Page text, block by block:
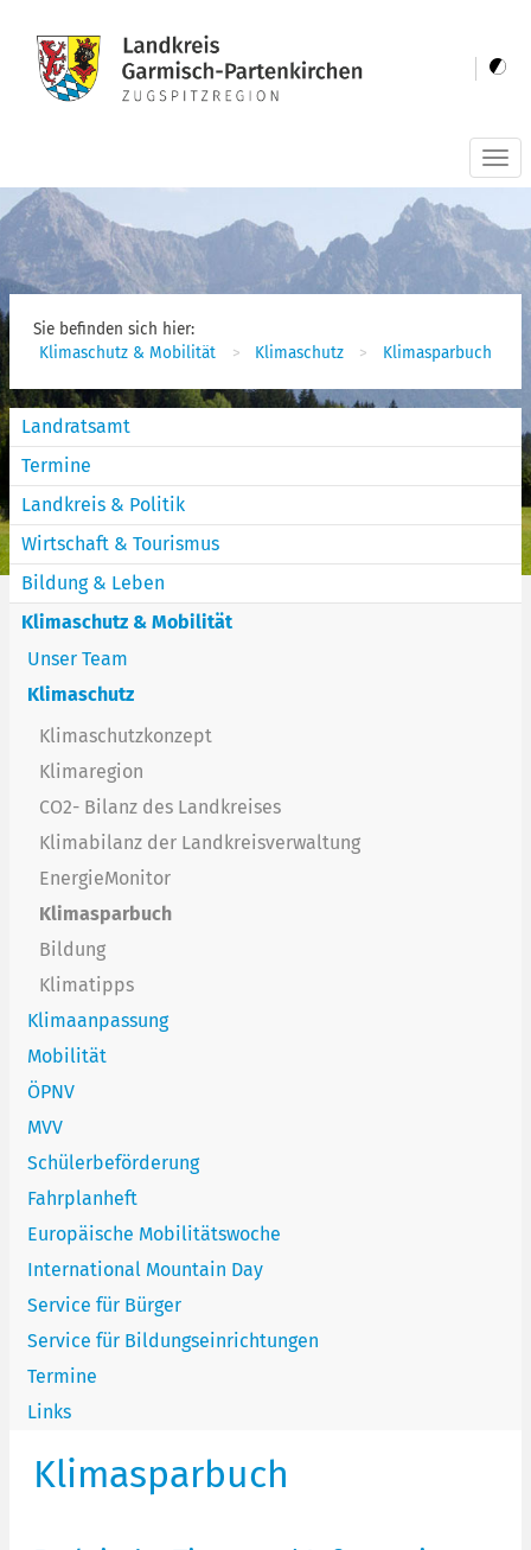
Sie befinden sich hier:
Klimaschutz & Mobilität
Klimaschutz Klimasparbuch
Landratsamt
Termine
Landkreis & Politik
Wirtschaft & Tourismus
Bildung & Leben
Klimaschutz & Mobilität
Unser Team
Klimaschutz
Klimaschutzkonzept
Klimaregion
CO2- Bilanz des Landkreises
Klimabilanz der Landkreisverwaltung
EnergieMonitor
Klimasparbuch
Bildung
Klimatipps
Klimaanpassung
Mobilität
ÖPNV
MVV
Schülerbeförderung
Fahrplanheft
Europäische Mobilitätswoche
International Mountain Day
Service für Bürger
Service für Bildungseinrichtungen
Termine
Links
Klimasparbuch